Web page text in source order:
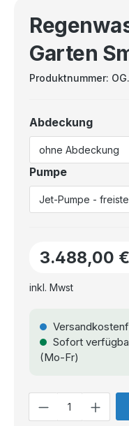
Garten
Produktnummer:
Abdeckung
Pumpe
3.488,00
inkl. Mwst
Sofort
(Mo-Fr)